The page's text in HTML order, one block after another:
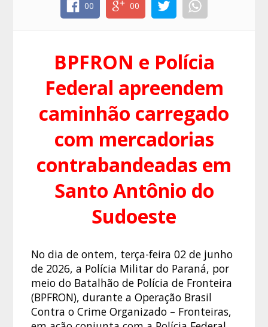
00 00
BPFRON e Polícia
Federal apreendem
caminhão carregado
com mercadorias
contrabandeadas em
Santo Antônio do
Sudoeste
No dia de ontem, terça-feira 02 de junho
de 2026, a Polícia Militar do Paraná, por
meio do Batalhão de Polícia de Fronteira
(BPFRON), durante a Operação Brasil
Contra o Crime Organizado – Fronteiras,